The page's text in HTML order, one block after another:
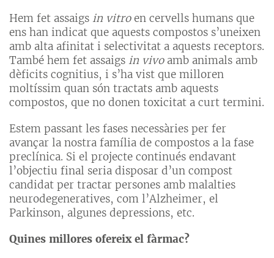
Hem fet assaigs in vitroen cervells humans que
ens han indicat que aquests compostos s’uneixen
amb alta afinitat i selectivitat a aquests receptors.
També hem fet assaigs in vivoamb animals amb
dèficits cognitius, i s’ha vist que milloren
moltíssim quan són tractats amb aquests
compostos, que no donen toxicitat a curt termini.
Estem passant les fases necessàries per fer
avançar la nostra família de compostos a la fase
preclínica. Si el projecte continués endavant
l’objectiu final seria disposar d’un compost
candidat per tractar persones amb malalties
neurodegeneratives, com l’Alzheimer, el
Parkinson, algunes depressions, etc.
Quines millores ofereix el fàrmac?